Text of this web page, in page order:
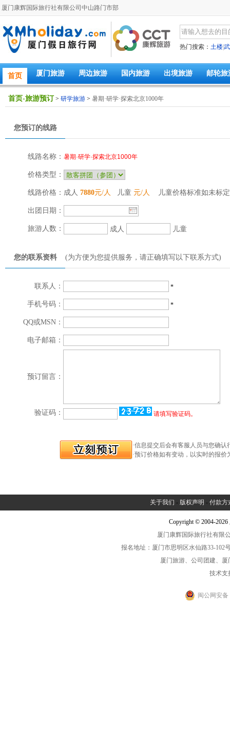
厦门康辉国际旅行社有限公司中山路门市部
热门搜索： 土楼
首页 厦门旅游 周边旅游 国内旅游 出境旅游 邮轮旅
首页-旅游预订 > 研学旅游 > 暑期·研学·探索北京1000年
您预订的线路
线路名称： 暑期·研学·探索北京1000年
价格类型：
线路价格： 成人 7880元/人 儿童 元/人 儿童价格标准如未标
出团日期：
旅游人数： 成人 儿童
您的联系资料 (为方便为您提供服务，请正确填写以下联系方式)
联系人： *
手机号码： *
QQ或MSN：
电子邮箱：
预订留言：
验证码： 请填写验证码。
·信息提交后会有客服人员与您确
·预订价格如有变动，以实时的报
关于我们 - 版权声明 - 付款方
Copyright © 2004-
厦门康辉国际旅行社有限
报名地址：厦门市思明区水仙路33-102
厦门旅游、公司团建、
技术支
闽公网安备